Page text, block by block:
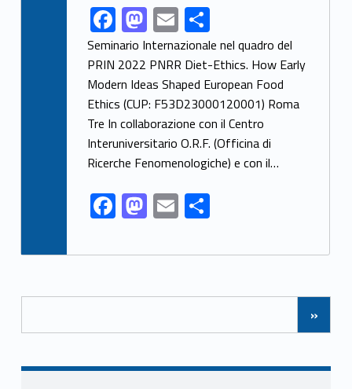
Link identifier share facebook archive #share-link-archive-74906F
ac
e
b
o
o
k
M
as
to
d
o
n
E
m
ai
l
S
h
ar
e
Seminario Internazionale nel quadro del
PRIN 2022 PNRR Diet-Ethics. How Early
Modern Ideas Shaped European Food
Ethics (CUP: F53D23000120001) Roma
Tre In collaborazione con il Centro
Interuniversitario O.R.F. (Officina di
Ricerche Fenomenologiche) e con il…
F
ac
e
o
o
k
M
as
to
o
n
E
m
ai
S
ar
Posts Navigation
»